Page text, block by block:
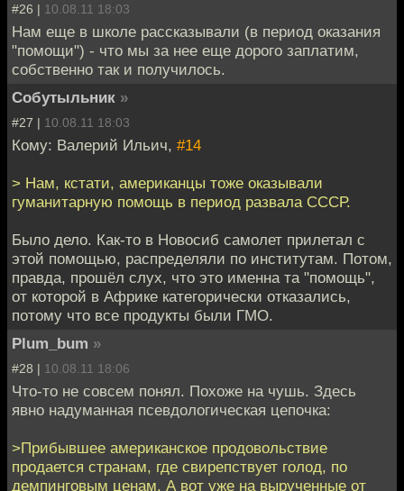
#26 | 10.08.11 18:03
Нам еще в школе рассказывали (в период оказания
"помощи") - что мы за нее еще дорого заплатим,
собственно так и получилось.
Собутыльник »
#27 | 10.08.11 18:03
Кому: Валерий Ильич, #14
> Нам, кстати, американцы тоже оказывали
гуманитарную помощь в период развала СССР.
Было дело. Как-то в Новосиб самолет прилетал с
этой помощью, распределяли по институтам. Потом,
правда, прошёл слух, что это именна та "помощь",
от которой в Африке категорически отказались,
потому что все продукты были ГМО.
Plum_bum »
#28 | 10.08.11 18:06
Что-то не совсем понял. Похоже на чушь. Здесь
явно надуманная псевдологическая цепочка:
>Прибывшее американское продовольствие
продается странам, где свирепствует голод, по
демпинговым ценам. А вот уже на вырученные от